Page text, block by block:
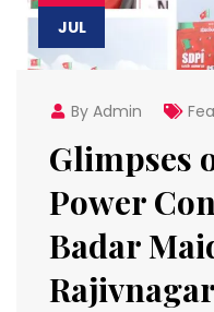
JUL
By Admin
Glimpses
Power
Badar